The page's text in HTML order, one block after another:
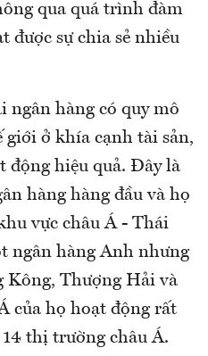
qua quá trình đàm
được sự chia sẻ nhiều
ngân hàng có quy mô
ở khía cạnh tài sản,
động hiệu quả. Đây là
hàng hàng đầu và họ
vực châu Á - Thái
ngân hàng Anh nhưng
Kông, Thượng Hải và
của họ hoạt động rất
thị trường châu Á.